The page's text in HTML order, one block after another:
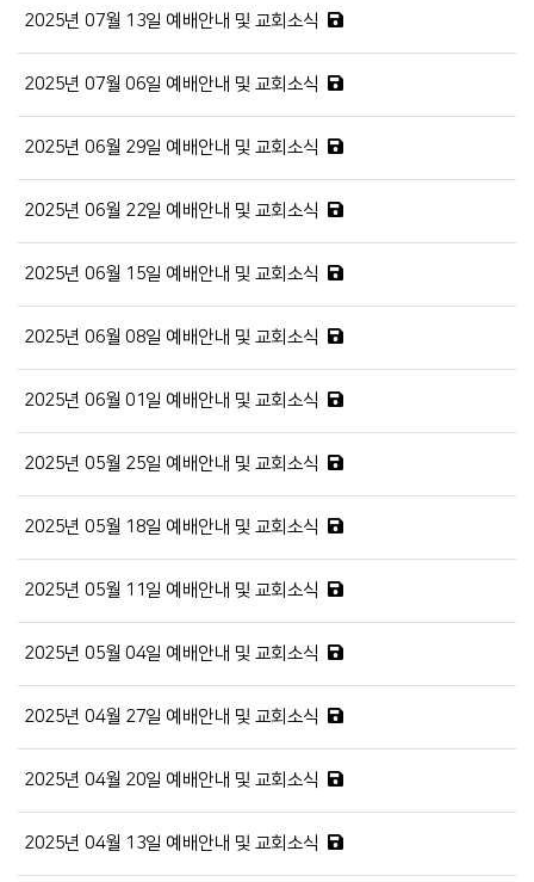
2025년 07월 13일 예배안내 및 교회소식
2025년 07월 06일 예배안내 및 교회소식
2025년 06월 29일 예배안내 및 교회소식
2025년 06월 22일 예배안내 및 교회소식
2025년 06월 15일 예배안내 및 교회소식
2025년 06월 08일 예배안내 및 교회소식
2025년 06월 01일 예배안내 및 교회소식
2025년 05월 25일 예배안내 및 교회소식
2025년 05월 18일 예배안내 및 교회소식
2025년 05월 11일 예배안내 및 교회소식
2025년 05월 04일 예배안내 및 교회소식
2025년 04월 27일 예배안내 및 교회소식
2025년 04월 20일 예배안내 및 교회소식
2025년 04월 13일 예배안내 및 교회소식